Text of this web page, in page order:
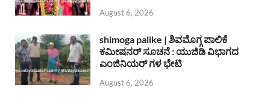
August 6, 2026
shimoga palike | ಶಿವಮೊಗ್ಗ ಪಾಲಿಕೆ
ಕಮೀಷನರ್ ಸೂಚನೆ : ಯುಜಿಡಿ ವಿಭಾಗದ
ಎಂಜಿನಿಯರ್ ಗಳ ಭೇಟಿ
August 6, 2026